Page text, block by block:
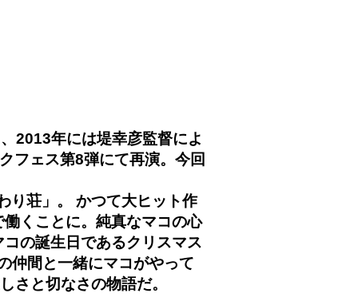
2013年には堤幸彦監督によ
フェス第8弾にて再演。今回
り荘」。 かつて大ヒット作
くことに。純真なマコの心
の誕生日であるクリスマス
仲間と一緒にマコがやって
さと切なさの物語だ。